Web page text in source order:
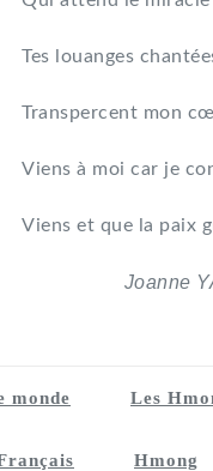
Tes louanges
Transpercent mon
Viens à moi car je
Viens et que la paix
Joanne
monde Les
Hmong